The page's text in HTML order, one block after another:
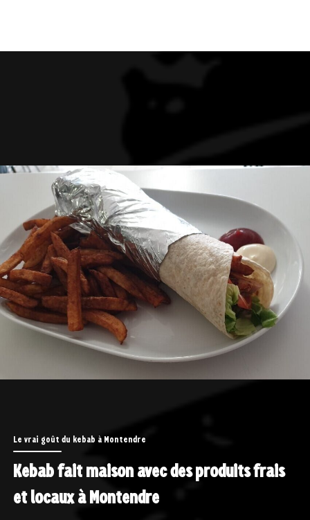
Le vrai goût du kebab à Montendre
Kebab fait maison avec des produits frais
et locaux à Montendre